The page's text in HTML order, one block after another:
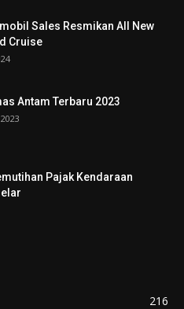
Sales Resmikan All New
Cruise
Antam Terbaru 2023
Pajak Kendaraan
216